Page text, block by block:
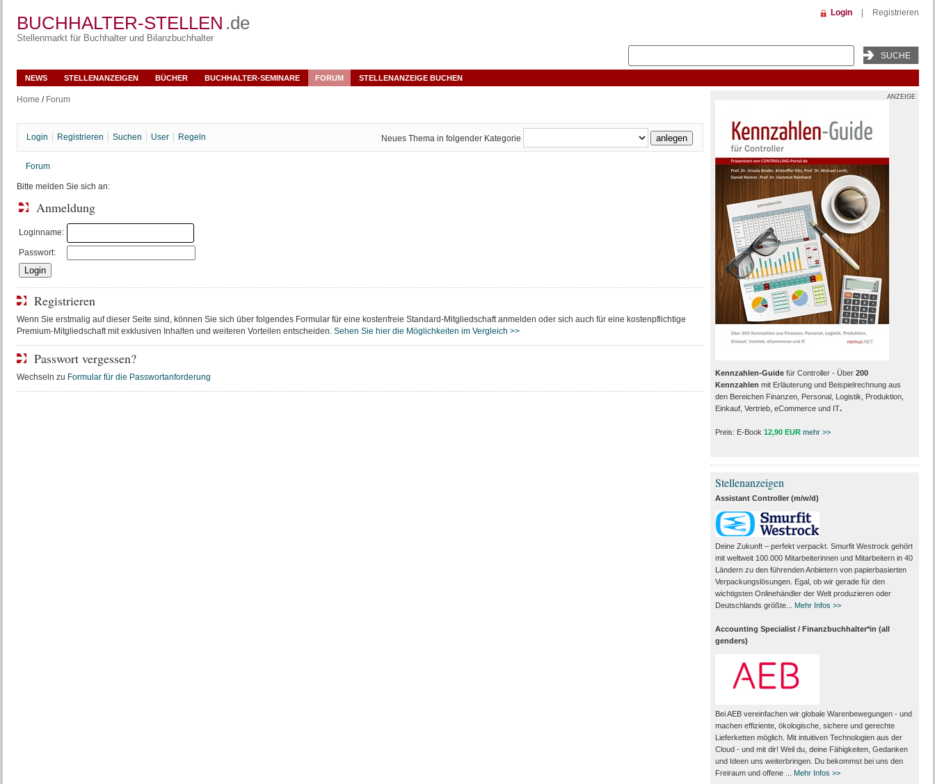
BUCHHALTER-STELLEN .de
Stellenmarkt für Buchhalter und Bilanzbuchhalter
Login Registrieren
NEWS STELLENANZEIGEN BÜCHER BUCHHALTER-SEMINARE FORUM STELLENANZEIGE BUCHEN
Home / Forum
Login Registrieren Suchen User Regeln Neues Thema in folgender Kategorie
Forum
Bitte melden Sie sich an:
Anmeldung
Loginname:
Passwort:
Registrieren
Wenn Sie erstmalig auf dieser Seite sind, können Sie sich über folgendes Formular für eine kostenfreie Standard-Mitgliedschaft anmelden oder sich auch für eine kostenpflichtige
Premium-Mitgliedschaft mit exklusiven Inhalten und weiteren Vorteilen entscheiden. Sehen Sie hier die Möglichkeiten im Vergleich >>
Passwort vergessen?
Wechseln zu Formular für die Passwortanforderung
ANZEIGE
Kennzahlen-Guidefür Controller - Über 200
Kennzahlen mit Erläuterung und Beispielrechnung aus
den Bereichen Finanzen, Personal, Logistik, Produktion,
Einkauf, Vertrieb, eCommerce und IT.
Preis: E-Book 12,90 EUR mehr >>
Stellenanzeigen
Assistant Controller (m/w/d)
Deine Zukunft – perfekt verpackt. Smurfit Westrock gehört
mit weltweit 100.000 Mitarbeiter­innen und Mitarbeitern in 40
Ländern zu den führenden Anbietern von papier­basierten
Verpackungs­lösungen. Egal, ob wir gerade für den
wichtigsten Onlinehändler der Welt produzieren oder
Deutschlands größte...
Mehr Infos >>
Accounting Specialist / Finanzbuchhalter*in (all
genders)
Bei AEB vereinfachen wir globale Warenbewegungen - und
machen effiziente, ökologische, sichere und gerechte
Lieferketten möglich. Mit intuitiven Technologien aus der
Cloud - und mit dir! Weil du, deine Fähigkeiten, Gedanken
und Ideen uns weiterbringen. Du bekommst bei uns den
Freiraum und offene ...
Mehr Infos >>